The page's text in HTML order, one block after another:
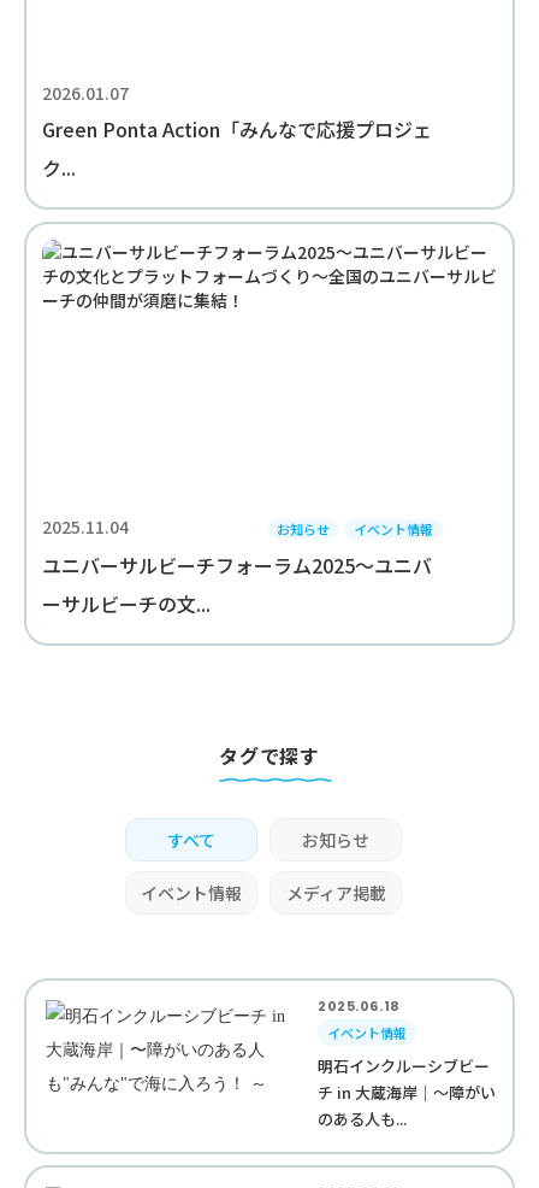
2026.01.07
Green Ponta Action「みんなで応援プロジェ
ク...
2025.11.04 お知らせ イベント情報
ユニバーサルビーチフォーラム2025～ユニバ
ーサルビーチの文...
タグで探す
すべて お知らせ
イベント情報 メディア掲載
2025.06.18
イベント情報
明石インクルーシブビー
チ in 大蔵海岸｜〜障がい
のある人も...